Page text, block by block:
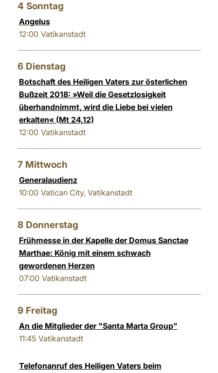
4 Sonntag
Angelus
12:00 Vatikanstadt
6 Dienstag
Botschaft des Heiligen Vaters zur österlichen
Bußzeit 2018: »Weil die Gesetzlosigkeit
überhandnimmt, wird die Liebe bei vielen
erkalten« (Mt 24,12)
12:00 Vatikanstadt
7 Mittwoch
Generalaudienz
10:00 Vatican City, Vatikanstadt
8 Donnerstag
Frühmesse in der Kapelle der Domus Sanctae
Marthae: König mit einem schwach
gewordenen Herzen
07:00 Vatikanstadt
9 Freitag
An die Mitglieder der "Santa Marta Group"
11:45 Vatikanstadt
Telefonanruf des Heiligen Vaters beim